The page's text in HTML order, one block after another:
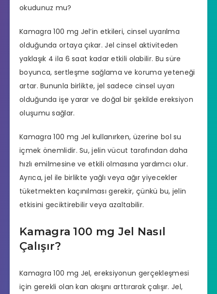
okudunuz mu?
Kamagra 100 mg Jel’in etkileri, cinsel uyarılma
olduğunda ortaya çıkar. Jel cinsel aktiviteden
yaklaşık 4 ila 6 saat kadar etkili olabilir. Bu süre
boyunca, sertleşme sağlama ve koruma yeteneği
artar. Bununla birlikte, jel sadece cinsel uyarı
olduğunda işe yarar ve doğal bir şekilde ereksiyon
oluşumu sağlar.
Kamagra 100 mg Jel kullanırken, üzerine bol su
içmek önemlidir. Su, jelin vücut tarafından daha
hızlı emilmesine ve etkili olmasına yardımcı olur.
Ayrıca, jel ile birlikte yağlı veya ağır yiyecekler
tüketmekten kaçınılması gerekir, çünkü bu, jelin
etkisini geciktirebilir veya azaltabilir.
Kamagra 100 mg Jel Nasıl
Çalışır?
Kamagra 100 mg Jel, ereksiyonun gerçekleşmesi
için gerekli olan kan akışını arttırarak çalışır. Jel,